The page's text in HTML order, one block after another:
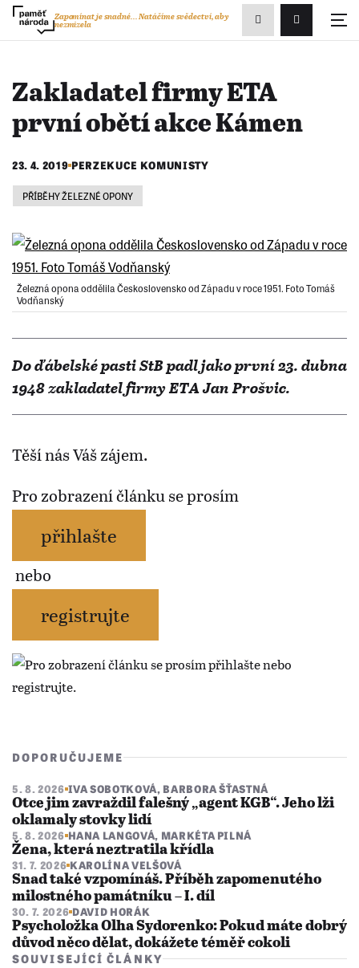
Přihlášení/
Zapomínat je snadné...Natáčíme svědectví, aby
nezmizela
Zobrazit
vyhledávání
Zakladatel firmy ETA
první obětí akce Kámen
23. 4. 2019 PERZEKUCE KOMUNISTY
PŘÍBĚHY ŽELEZNÉ OPONY
Železná opona oddělila Československo od Západu v roce 1951. Foto Tomáš
Vodňanský
Do ďábelské pasti StB padl jako první 23. dubna
1948 zakladatel firmy ETA Jan Prošvic.
Těší nás Váš zájem.
Pro zobrazení článku se prosím
přihlašte
nebo
registrujte
DOPORUČUJEME
5. 8. 2026 IVA SOBOTKOVÁ, BARBORA ŠŤASTNÁ
Otce jim zavraždil falešný „agent KGB“. Jeho lži
oklamaly stovky lidí
5. 8. 2026 HANA LANGOVÁ, MARKÉTA PILNÁ
Žena, která neztratila křídla
31. 7. 2026 KAROLÍNA VELŠOVÁ
Snad také vzpomínáš. Příběh zapomenutého
milostného památníku – I. díl
30. 7. 2026 DAVID HORÁK
Psycholožka Olha Sydorenko: Pokud máte dobrý
důvod něco dělat, dokážete téměř cokoli
SOUVISEJÍCÍ ČLÁNKY